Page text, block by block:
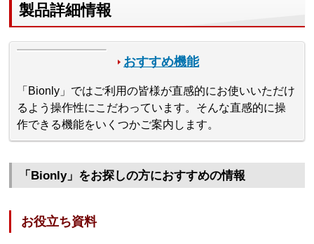
製品詳細情報
おすすめ機能
「Bionly」ではご利用の皆様が直感的にお使いいただけ
るよう操作性にこだわっています。そんな直感的に操
作できる機能をいくつかご案内します。
「Bionly」をお探しの方におすすめの情報
お役立ち資料